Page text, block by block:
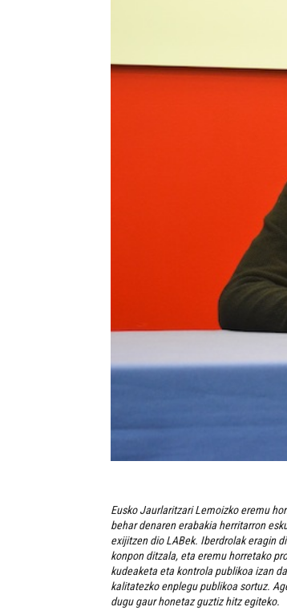
Eusko Jaurlaritzari Lemoizko eremu
behar denaren erabakia herritarron
exijitzen dio LABek. Iberdrolak eragin
konpon ditzala, eta eremu horretako
kudeaketa eta kontrola publikoa izan
kalitatezko enplegu publikoa sortuz.
dugu gaur honetaz guztiz hitz egiteko.